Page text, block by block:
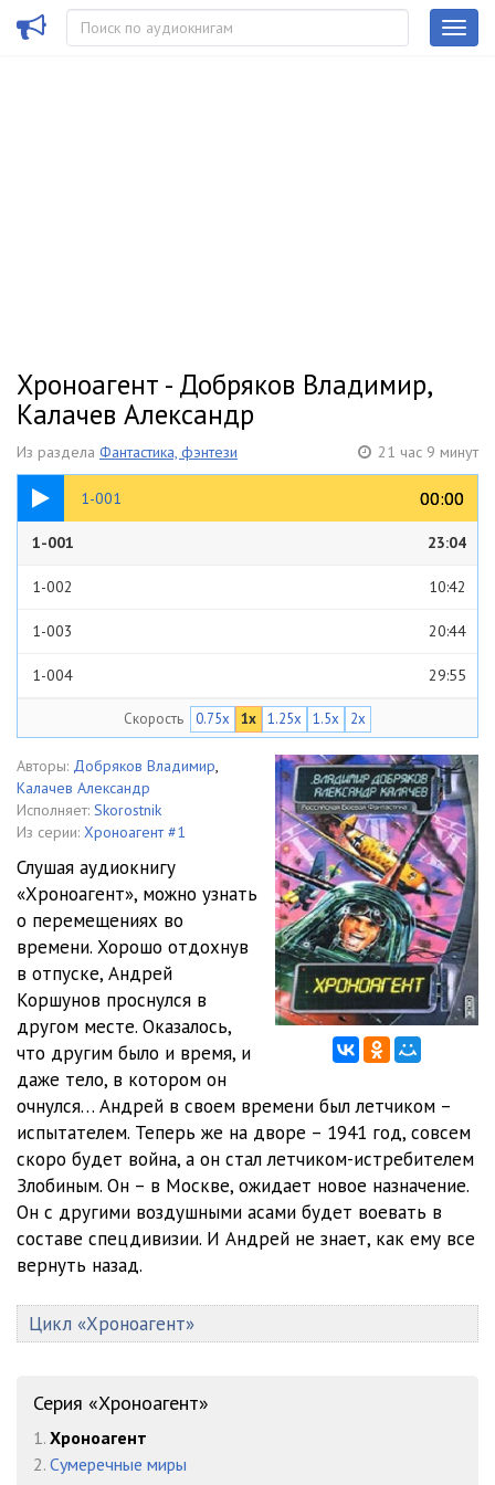
Хроноагент - Добряков Владимир,
Калачев Александр
Из раздела Фантастика, фэнтези 21 час 9 минут
1-001 00:00
00:00
23:04
1-001 23:04
1-002 10:42
1-003 20:44
1-004 29:55
1-006 13:11
1-007 23:14
18:51
1-009 15:03
1-010 29:45
1-011 13:28
1-012 50:13
1-013
1-014 39:04
1-015 41:55
1-016 16:54
1-017 26:25
1-019 15:51
1-022
Скорость 0.75x 1x 1.25x 1.5x 2x
Авторы: Добряков Владимир,
Калачев Александр
Исполняет: Skorostnik
Из серии: Хроноагент #1
Слушая аудиокнигу
«Хроноагент», можно узнать
о перемещениях во
времени. Хорошо отдохнув
в отпуске, Андрей
Коршунов проснулся в
другом месте. Оказалось,
что другим было и время, и
даже тело, в котором он
очнулся… Андрей в своем времени был летчиком –
испытателем. Теперь же на дворе – 1941 год, совсем
скоро будет война, а он стал летчиком-истребителем
Злобиным. Он – в Москве, ожидает новое назначение.
Он с другими воздушными асами будет воевать в
составе спецдивизии. И Андрей не знает, как ему все
вернуть назад.
Цикл «Хроноагент»
Серия «Хроноагент»
1. Хроноагент
2. Сумеречные миры